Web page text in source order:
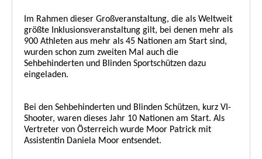
Im Rahmen dieser Großveranstaltung, die als Weltweit
größte Inklusionsveranstaltung gilt, bei denen mehr als
900 Athleten aus mehr als 45 Nationen am Start sind,
wurden schon zum zweiten Mal auch die
Sehbehinderten und Blinden Sportschützen dazu
eingeladen.
Bei den Sehbehinderten und Blinden Schützen, kurz VI-
Shooter, waren dieses Jahr 10 Nationen am Start. Als
Vertreter von Österreich wurde Moor Patrick mit
Assistentin Daniela Moor entsendet.